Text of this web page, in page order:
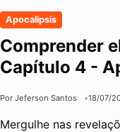
Apocalipsis
Comprender
Capítulo 4 -
Por Jeferson Santos 18/07/
Mergulhe nas